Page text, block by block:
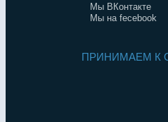
Мы ВКонтакте
Мы на fecebook
ПРИНИМАЕМ К